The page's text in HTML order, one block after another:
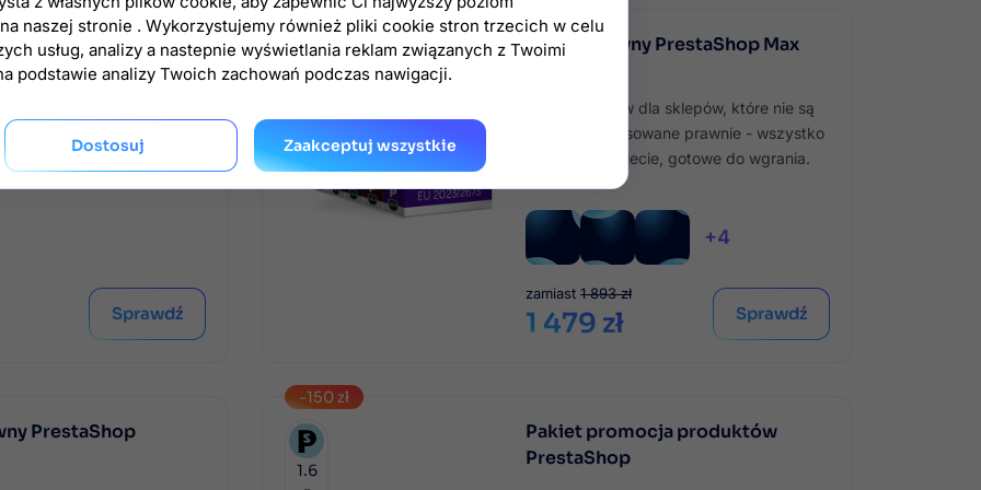
PrestaShop
Sprawdź
1.6.1
8
-414 zł
Pakiet prawny PrestaShop Max
Idealny zestaw dla sklepów, które nie są
jeszcze dostosowane prawnie - wszystko
w jednym pakiecie, gotowe do wgrania.
zamiast 1 893 zł
1 479 zł Sprawdź
PrestaShop
1.6
-150 zł
Pakiet promocja produktów
PrestaShop
naszej stronie . Wykorzystujemy również pliki cookie stron trzecich w celu
usług, analizy a nastepnie wyświetlania reklam związanych z Twoimi
podstawie analizy Twoich zachowań podczas nawigacji.
Dostosuj Zaakceptuj wszystkie